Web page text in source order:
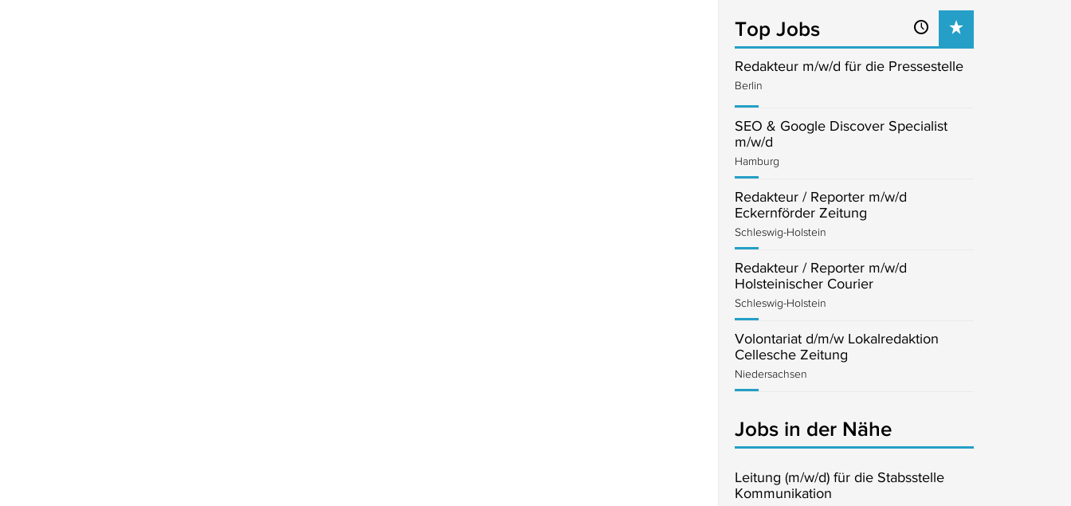
Top Jobs
Redakteur m/w/d für die Pressestelle
Berlin
SEO & Google Discover Specialist
m/w/d
Hamburg
Redakteur / Reporter m/w/d
Eckernförder Zeitung
Schleswig-Holstein
Redakteur / Reporter m/w/d
Holsteinischer Courier
Schleswig-Holstein
Volontariat d/m/w Lokalredaktion
Cellesche Zeitung
Niedersachsen
Jobs in der Nähe
Leitung (m/w/d) für die Stabsstelle
Kommunikation